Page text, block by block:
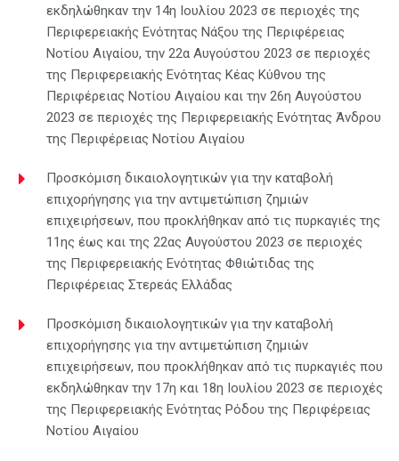
εκδηλώθηκαν την 14η Ιουλίου 2023 σε περιοχές της
Περιφερειακής Ενότητας Νάξου της Περιφέρειας
Νοτίου Αιγαίου, την 22α Αυγούστου 2023 σε περιοχές
της Περιφερειακής Ενότητας Κέας Κύθνου της
Περιφέρειας Νοτίου Αιγαίου και την 26η Αυγούστου
2023 σε περιοχές της Περιφερειακής Ενότητας Άνδρου
της Περιφέρειας Νοτίου Αιγαίου
Προσκόμιση δικαιολογητικών για την καταβολή
επιχορήγησης για την αντιμετώπιση ζημιών
επιχειρήσεων, που προκλήθηκαν από τις πυρκαγιές της
11ης έως και της 22ας Αυγούστου 2023 σε περιοχές
της Περιφερειακής Ενότητας Φθιώτιδας της
Περιφέρειας Στερεάς Ελλάδας
Προσκόμιση δικαιολογητικών για την καταβολή
επιχορήγησης για την αντιμετώπιση ζημιών
επιχειρήσεων, που προκλήθηκαν από τις πυρκαγιές που
εκδηλώθηκαν την 17η και 18η Ιουλίου 2023 σε περιοχές
της Περιφερειακής Ενότητας Ρόδου της Περιφέρειας
Νοτίου Αιγαίου